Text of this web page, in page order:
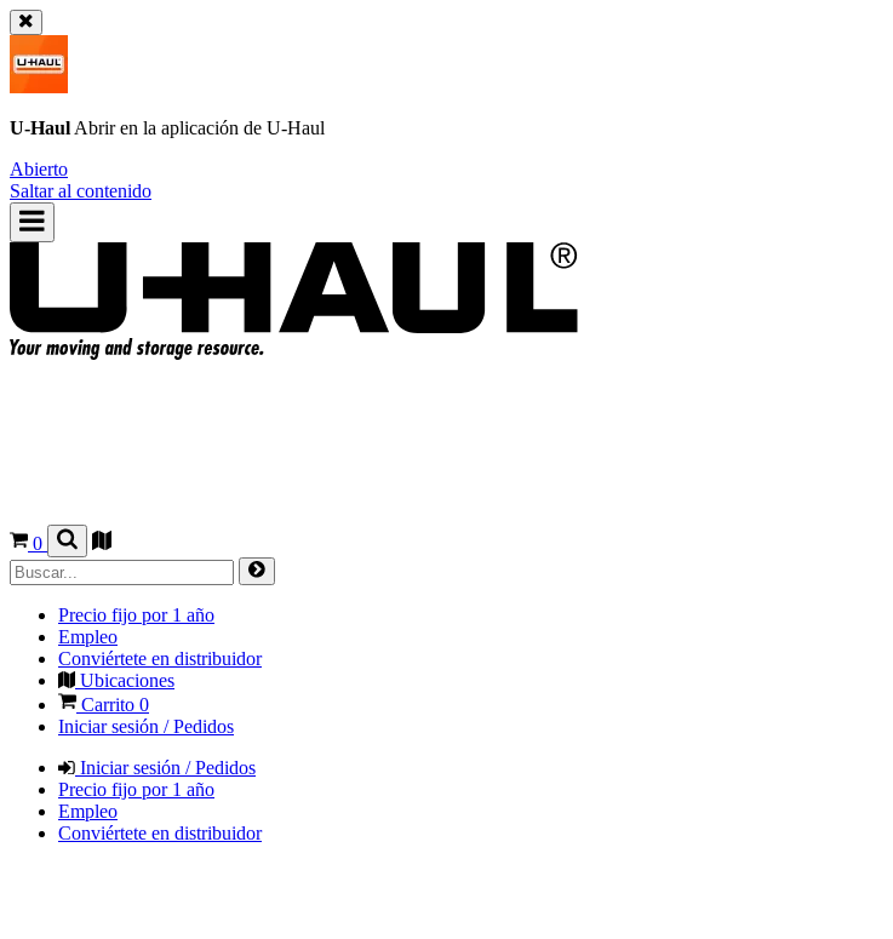
U-Haul Abrir en la aplicación de U-Haul
Abierto
Saltar al contenido
0
Precio fijo por 1 año
Empleo
Conviértete en distribuidor
Ubicaciones
Carrito 0
Iniciar sesión / Pedidos
Iniciar sesión / Pedidos
Precio fijo por 1 año
Empleo
Conviértete en distribuidor